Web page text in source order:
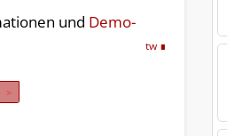
und Demo-
tw